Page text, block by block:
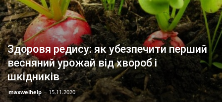
Здоровя редису: як убезпечити перший
весняний урожай від хвороб і
шкідників
maxwelhelp - 15.11.2020